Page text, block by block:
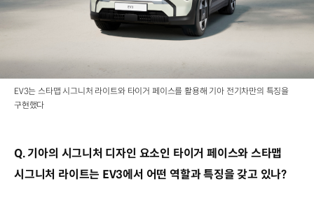
EV3는 스타맵 시그니처 라이트와 타이거 페이스를 활용해 기아 전기차만의 특징을
구현했다
Q. 기아의 시그니처 디자인 요소인 타이거 페이스와 스타맵
시그니처 라이트는 EV3에서 어떤 역할과 특징을 갖고 있나?